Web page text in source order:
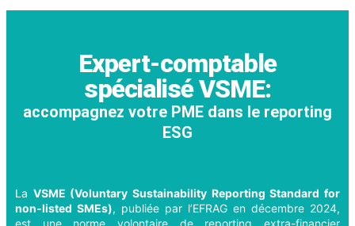
Expert-comptable
spécialisé VSME:
accompagnez votre PME dans le reporting
ESG
La VSME (Voluntary Sustainability Reporting Standard for
non-listed SMEs), publiée par l’EFRAG en décembre 2024,
est une norme volontaire de reporting extra-financier